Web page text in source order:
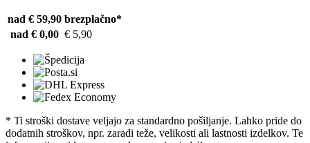
nad € 59,90 brezplačno*
nad € 0,00 € 5,90
* Ti stroški dostave veljajo za standardno pošiljanje. Lahko pride do
dodatnih stroškov, npr. zaradi teže, velikosti ali lastnosti izdelkov. Te